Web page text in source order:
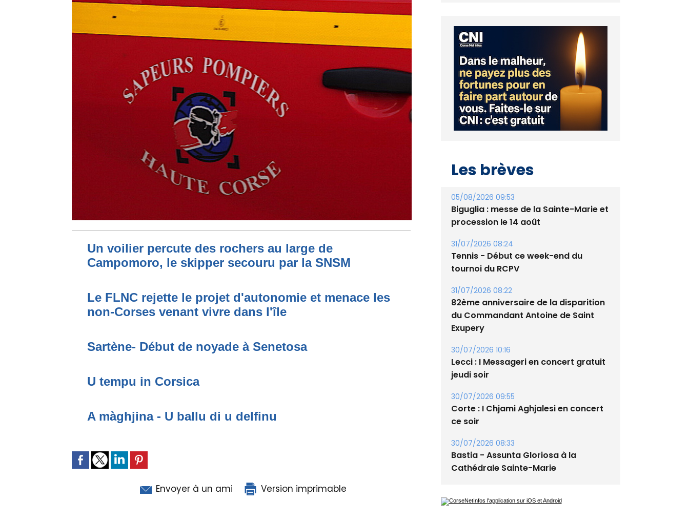
Un voilier percute des rochers au large de
Campomoro, le skipper secouru par la SNSM
Le FLNC rejette le projet d'autonomie et menace les
non-Corses venant vivre dans l'île
Sartène- Début de noyade à Senetosa
U tempu in Corsica
A màghjina - U ballu di u delfinu
Envoyer à un ami Version imprimable
Les brèves
05/08/2026 09:53
procession le 14 août
31/07/2026 08:24
tournoi du RCPV
31/07/2026 08:22
82ème anniversaire de la disparition
Exupery
30/07/2026 10:16
jeudi soir
30/07/2026 09:55
ce soir
30/07/2026 08:33